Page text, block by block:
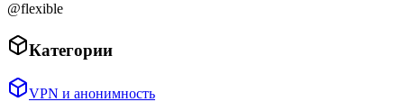
@flexible
Категории
VPN и анонимность